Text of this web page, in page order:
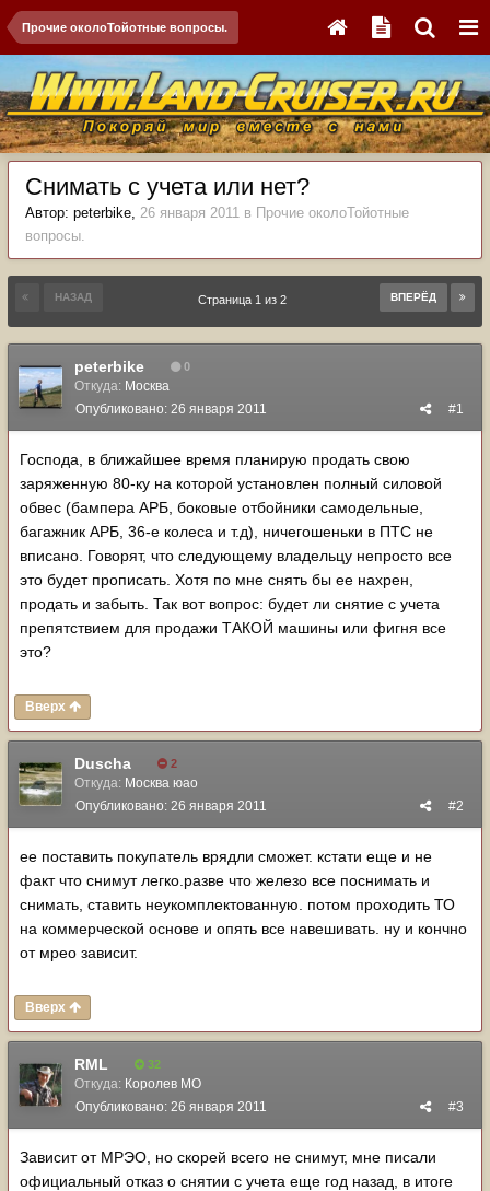
Прочие околоТойотные вопросы.
Снимать с учета или нет?
Автор: peterbike, 26 января 2011 в Прочие околоТойотные
вопросы.
НАЗАД ВПЕРЁД
Страница 1 из 2
peterbike 0
Откуда: Москва
#1
Опубликовано: 26 января 2011
Господа, в ближайшее время планирую продать свою
заряженную 80-ку на которой установлен полный силовой
обвес (бампера АРБ, боковые отбойники самодельные,
багажник АРБ, 36-е колеса и т.д), ничегошеньки в ПТС не
вписано. Говорят, что следующему владельцу непросто все
это будет прописать. Хотя по мне снять бы ее нахрен,
продать и забыть. Так вот вопрос: будет ли снятие с учета
препятствием для продажи ТАКОЙ машины или фигня все
это?
Вверх
Duscha 2
Откуда: Москва юао
#2
Опубликовано: 26 января 2011
ее поставить покупатель врядли сможет. кстати еще и не
факт что снимут легко.разве что железо все поснимать и
снимать, ставить неукомплектованную. потом проходить ТО
на коммерческой основе и опять все навешивать. ну и кончно
от мрео зависит.
Вверх
RML 32
Откуда: Королев МО
#3
Опубликовано: 26 января 2011
Зависит от МРЭО, но скорей всего не снимут, мне писали
официальный отказ о снятии с учета еще год назад, в итоге